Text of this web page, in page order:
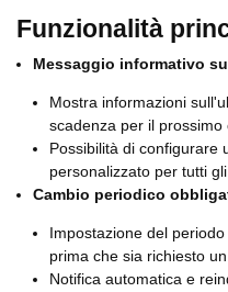
Funzionalità
Messaggio informativo
Mostra informazioni
scadenza per il prossimo
Possibilità di configurare
personalizzato per tutti
Cambio periodico
Impostazione del
prima che sia richiesto
Notifica automatica e